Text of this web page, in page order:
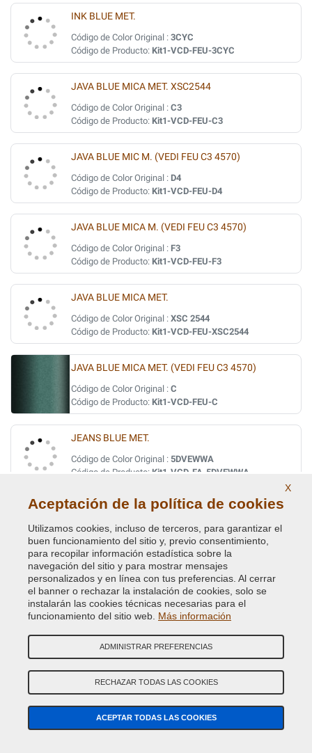
INK BLUE MET.
Código de Color Original : 3CYC
Código de Producto: Kit1-VCD-FEU-3CYC
JAVA BLUE MICA MET. XSC2544
Código de Color Original : C3
Código de Producto: Kit1-VCD-FEU-C3
JAVA BLUE MIC M. (VEDI FEU C3 4570)
Código de Color Original : D4
Código de Producto: Kit1-VCD-FEU-D4
JAVA BLUE MICA M. (VEDI FEU C3 4570)
Código de Color Original : F3
Código de Producto: Kit1-VCD-FEU-F3
JAVA BLUE MICA MET.
Código de Color Original : XSC 2544
Código de Producto: Kit1-VCD-FEU-XSC2544
JAVA BLUE MICA MET. (VEDI FEU C3 4570)
Código de Color Original : C
Código de Producto: Kit1-VCD-FEU-C
JEANS BLUE MET.
Código de Color Original : 5DVEWWA
Código de Producto: Kit1-VCD-FA-5DVEWWA
JEWEL GREEN MET(VEDI FEU 8A 4798)
Código de Color Original :19W
Código de Producto:Kit1-VCD-FEU-19W
JUICE GREEN MET. XSC2790
Código de Color Original :PC8C
Código de Producto: Kit1-VCD-FEU-PC8C
JUICE GREEN MET. XSC2790
Código de Color Original :34
Código de Producto:Kit1-VCD-FEU-34
JUICE GREEN MET. (VEDI FEU 34 4637)
X
Aceptación de la política de cookies
Utilizamos cookies, incluso de terceros, para garantizar el
buen funcionamiento del sitio y, previo consentimiento,
para recopilar información estadística sobre la
navegación del sitio y para mostrar mensajes
personalizados y en línea con tus preferencias. Al cerrar
el banner o rechazar la instalación de cookies, solo se
instalarán las cookies técnicas necesarias para el
funcionamiento del sitio web. Más información
ADMINISTRAR PREFERENCIAS
RECHAZAR TODAS LAS COOKIES
ACEPTAR TODAS LAS COOKIES